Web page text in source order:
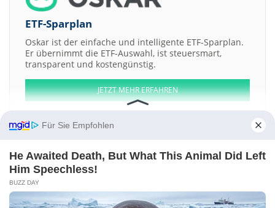
ETF-Sparplan
Oskar ist der einfache und intelligente ETF-Sparplan.
Er übernimmt die ETF-Auswahl, ist steuersmart,
transparent und kostengünstig.
JETZT MEHR ERFAHREN
Aktien ATX DAX EuroStoxx 50 Dow Jones NASDAQ 100 Nikkei 225
Für Sie Empfohlen
He Awaited Death, But What This Animal Did Left
Him Speechless!
BUZZ DAY